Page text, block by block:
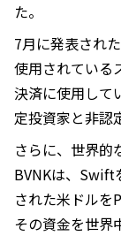
た。
7月に発表され
使用されている
決済に使用して
定投資家と非認
さらに、世界的
BVNKは、Swift
された米ドルを
その資金を世界